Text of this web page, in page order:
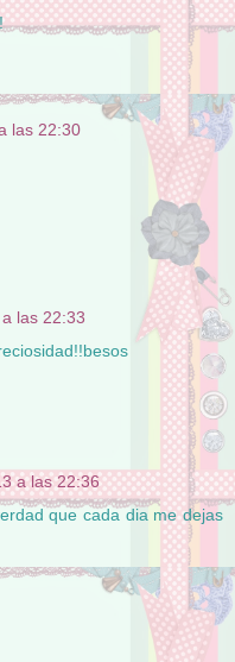
las 22:30
las 22:33
a las 22:36
que cada dia me dejas